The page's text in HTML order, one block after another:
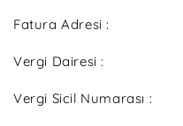
Fatura Adresi :
Vergi Dairesi :
Vergi Sicil Numarası :